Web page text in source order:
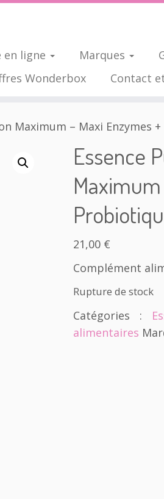
en ligne Marques
Wonderbox Contact
Maximum – Maxi Enzymes
Essence
21,00 €
Complément
Rupture de stock
Catégories :
alimentaires